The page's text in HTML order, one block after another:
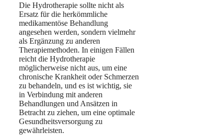
Die Hydrotherapie sollte nicht als
Ersatz für die herkömmliche
medikamentöse Behandlung
angesehen werden, sondern vielmehr
als Ergänzung zu anderen
Therapiemethoden. In einigen Fällen
reicht die Hydrotherapie
möglicherweise nicht aus, um eine
chronische Krankheit oder Schmerzen
zu behandeln, und es ist wichtig, sie
in Verbindung mit anderen
Behandlungen und Ansätzen in
Betracht zu ziehen, um eine optimale
Gesundheitsversorgung zu
gewährleisten.